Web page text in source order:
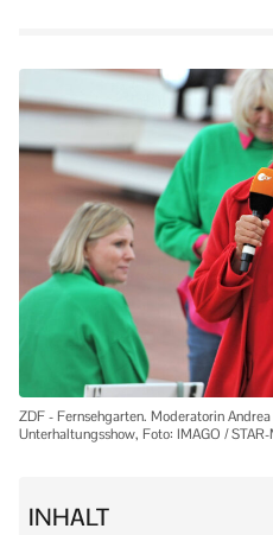
ZDF - Fernsehgarten. Moderatorin
Unterhaltungsshow, Foto: IMAGO / STAR-
INHALT